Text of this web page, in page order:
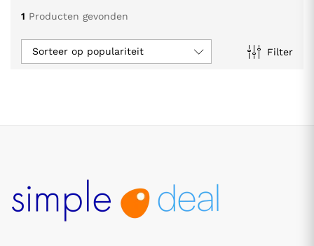
1 Producten gevonden
Filter
Sorteer op populariteit